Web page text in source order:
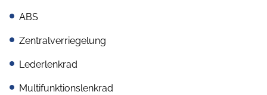
ABS
Zentralverriegelung
Lederlenkrad
Multifunktionslenkrad